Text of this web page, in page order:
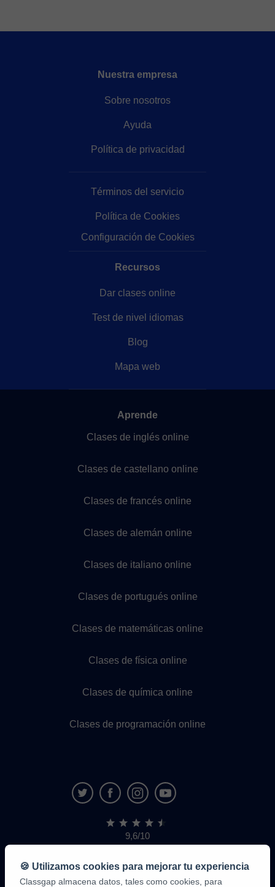
Nuestra empresa
Sobre nosotros
Ayuda
Política de privacidad
Términos del servicio
Política de Cookies
Configuración de Cookies
Recursos
Dar clases online
Test de nivel idiomas
Blog
Mapa web
Aprende
Clases de inglés online
Clases de castellano online
Clases de francés online
Clases de alemán online
Clases de italiano online
Clases de portugués online
Clases de matemáticas online
Clases de física online
Clases de química online
Clases de programación online
9,6/10
1.339.316
de
alumnos
🍪 Utilizamos cookies para mejorar tu experiencia
Classgap almacena datos, tales como cookies, para